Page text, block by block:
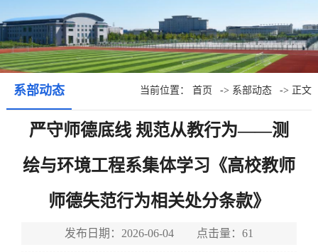
系部动态 当前位置：首页 -> 系部动态 -> 正文
严守师德底线 规范从教行为——测
绘与环境工程系集体学习《高校教师
师德失范行为相关处分条款》
发布日期：2026-06-04 点击量： 61